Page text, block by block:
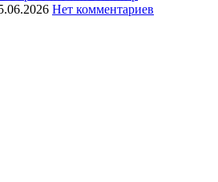
Нет комментариев